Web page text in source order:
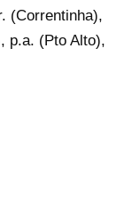
(Correntinha),
p.a. (Pto Alto),